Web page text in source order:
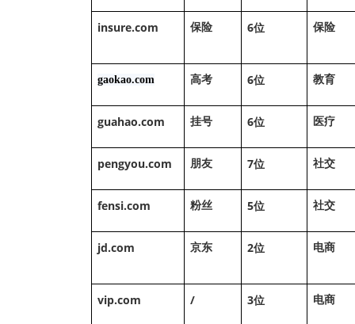
insure.com 保险 6位 保险
gaokao.com 高考 6位 教育
guahao.com 挂号 6位 医疗
pengyou.com 朋友 7位 社交
fensi.com 粉丝 5位 社交
jd.com 京东 2位 电商
vip.com / 3位 电商